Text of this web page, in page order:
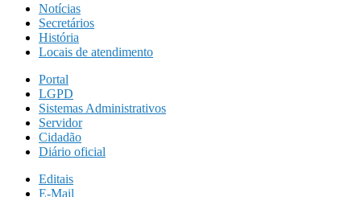
Notícias
Secretários
História
Locais de atendimento
Portal
LGPD
Sistemas Administrativos
Servidor
Cidadão
Diário oficial
Editais
E-Mail